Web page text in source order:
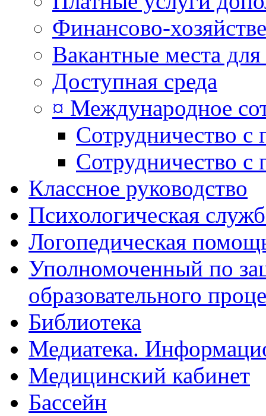
Финансово-
Вакантные места для
Доступная среда
¤ Международное
Сотрудничество
Сотрудничество с
Классное руководство
Психологическая
Логопедическая
Уполномоченный по
образовательного
Библиотека
Медиатека.
Медицинский кабинет
Бассейн